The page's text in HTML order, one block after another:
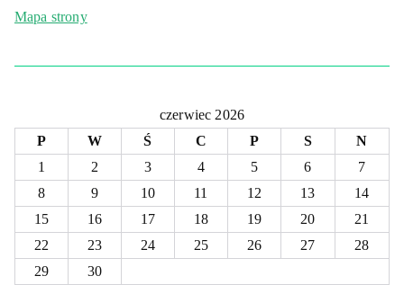
Mapa strony
czerwiec 2026
P
W Ś C P S
N
1
2 3 4 5 6
7
8
9 10 11 12 13
14
15
16 17 18 19 20
21
22
23 24 25 26 27
28
29
30